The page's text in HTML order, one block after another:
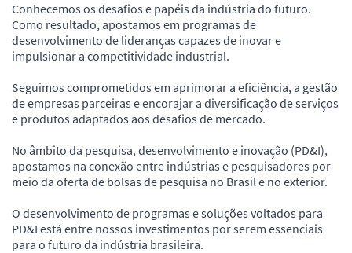
Conhecemos os desafios e papéis da indústria do futuro.
Como resultado, apostamos em programas de
desenvolvimento de lideranças capazes de inovar e
impulsionar a competitividade industrial.
Seguimos comprometidos em aprimorar a eficiência, a gestão
de empresas parceiras e encorajar a diversificação de serviços
e produtos adaptados aos desafios de mercado.
No âmbito da pesquisa, desenvolvimento e inovação (PD&I),
apostamos na conexão entre indústrias e pesquisadores por
meio da oferta de bolsas de pesquisa no Brasil e no exterior.
O desenvolvimento de programas e soluções voltados para
PD&I está entre nossos investimentos por serem essenciais
para o futuro da indústria brasileira.